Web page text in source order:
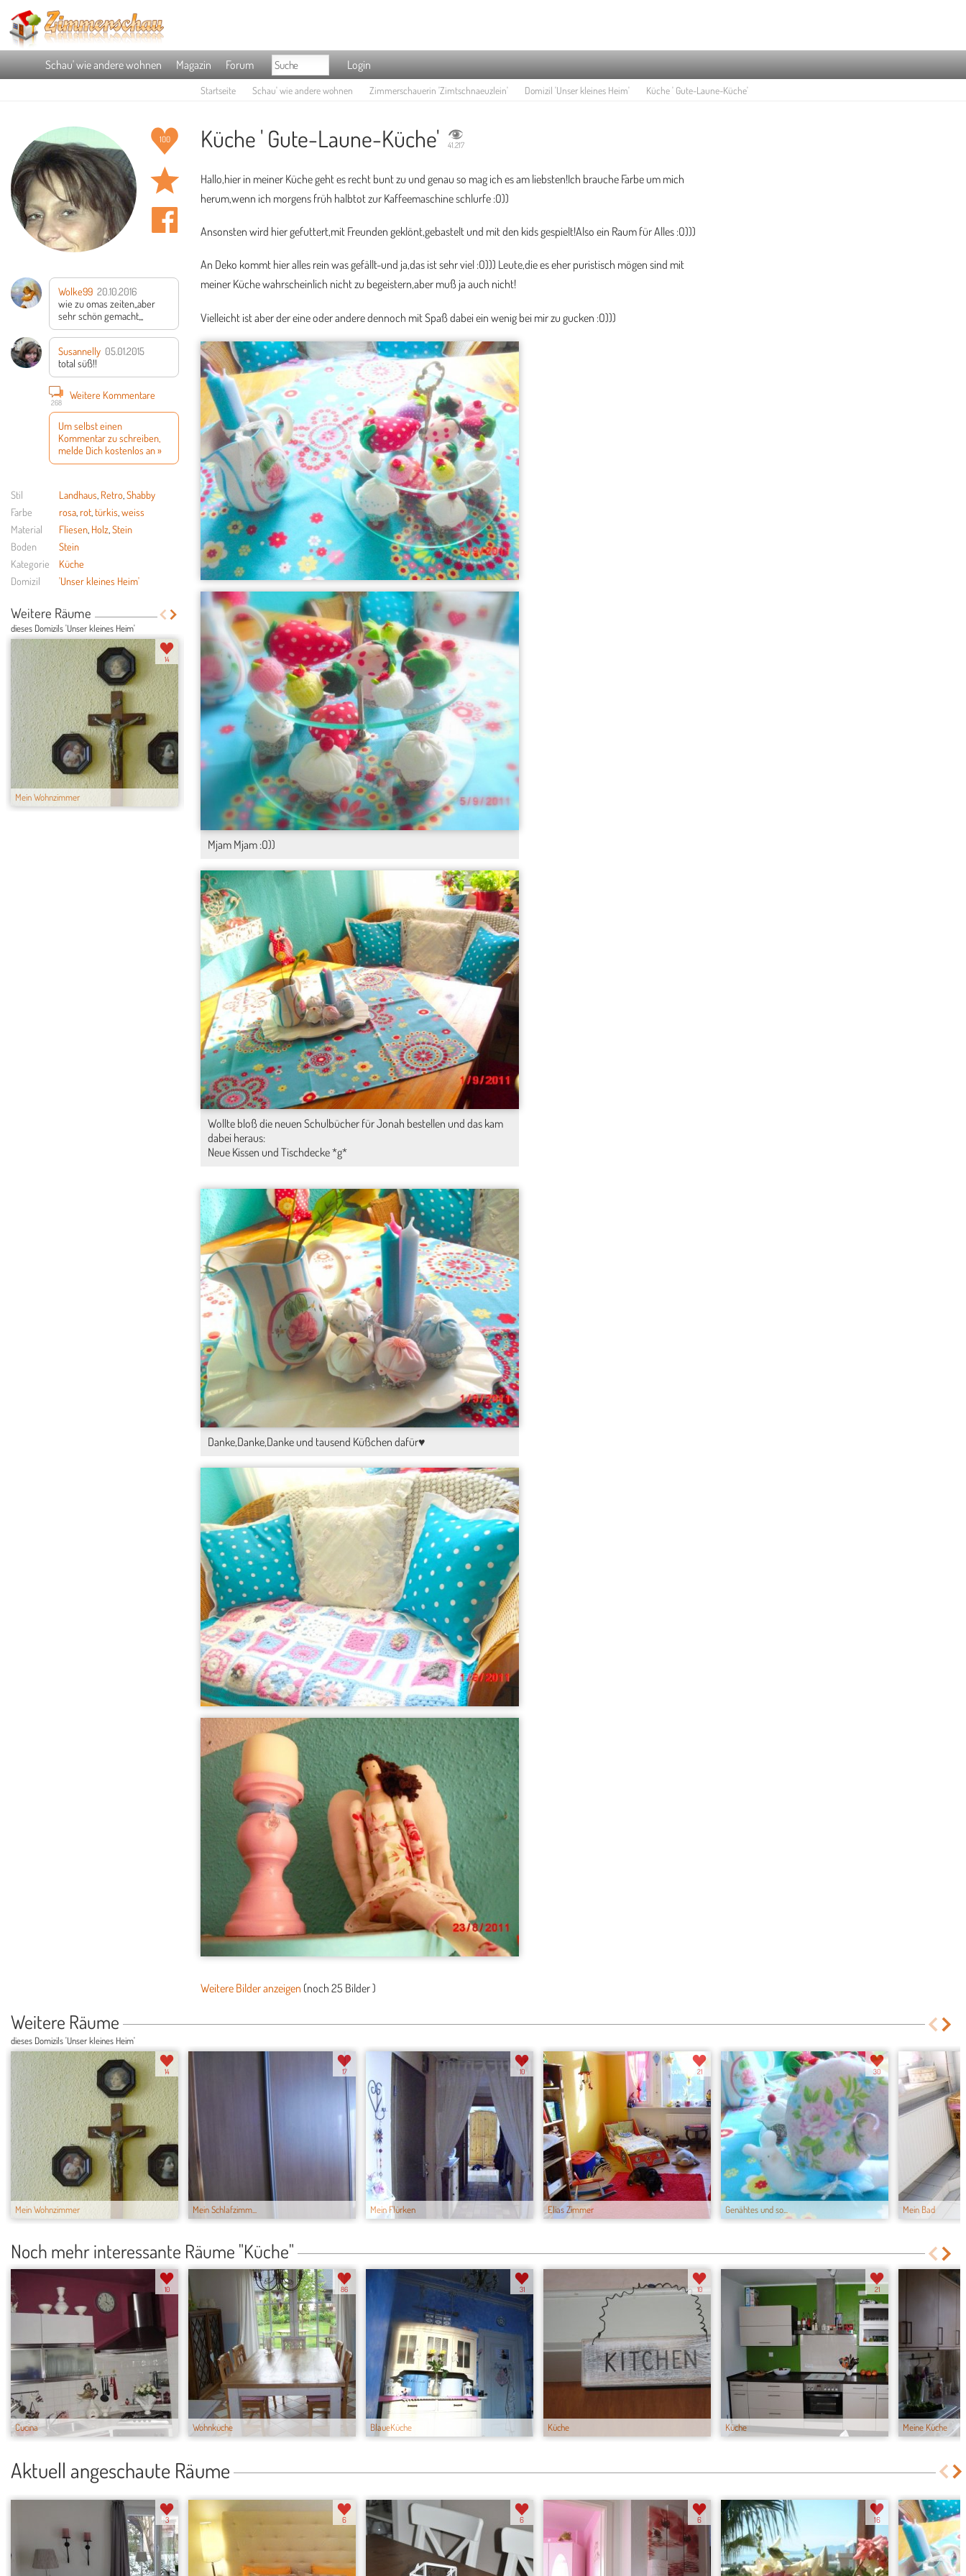
Schau' wie andere wohnen Magazin Forum Login
Startseite Schau' wie andere wohnen Zimmerschauerin 'Zimtschnaeuzlein' Domizil 'Unser kleines Heim' Küche ' Gute-Laune-Küche'
100
Wolke99 20.10.2016
wie zu omas zeiten,,aber
sehr schön gemacht,,,
Susannelly 05.01.2015
total süß!!
268
Weitere Kommentare
Um selbst einen
Kommentar zu schreiben,
melde Dich kostenlos an »
Stil Landhaus, Retro,Shabby
Farbe
rosa,rot,türkis,weiss
Material
Fliesen, Holz,Stein
Boden
Stein
Kategorie
Küche
Domizil
'Unser kleines Heim'
Weitere Räume
dieses Domizils 'Unser kleines Heim'
Mein Wohnzimmer
14
Mein Schlafzimm...
17
Mein Flürken
Küche ' Gute-Laune-Küche' 41.217
Hallo,hier in meiner Küche geht es recht bunt zu und genau so mag ich es am liebsten!Ich brauche Farbe um mich
herum,wenn ich morgens früh halbtot zur Kaffeemaschine schlurfe :O))
Ansonsten wird hier gefuttert,mit Freunden geklönt,gebastelt und mit den kids gespielt!Also ein Raum für Alles :O)))
An Deko kommt hier alles rein was gefällt-und ja,das ist sehr viel :O))) Leute,die es eher puristisch mögen sind mit
meiner Küche wahrscheinlich nicht zu begeistern,aber muß ja auch nicht!
Vielleicht ist aber der eine oder andere dennoch mit Spaß dabei ein wenig bei mir zu gucken :O)))
Mjam Mjam :O))
Wollte bloß die neuen Schulbücher für Jonah bestellen und das kam
dabei heraus:
Neue Kissen und Tischdecke *g*
Danke,Danke,Danke und tausend Küßchen dafür♥
Weitere Bilder anzeigen (noch 25 Bilder)
Weitere Räume
dieses Domizils 'Unser kleines Heim'
Mein Wohnzimmer
14
Mein Schlafzimm...
17
Mein Flürken
10
Elias Zimmer
21
Genähtes und so...
30
Mein Bad
Noch mehr interessante Räume "Küche"
Cucina
10
Wohnküche
86
BlaueKüche
31
Küche
10
Küche
21
Meine Küche
Aktuell angeschaute Räume
3 6 6 6 16